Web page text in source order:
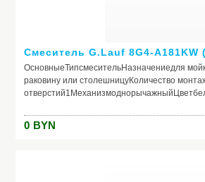
Смеситель G.Lauf 8G4-A181KW
ОсновныеТипсмесительНазначениедля
раковину или столешницуКоличество
водыНетКерамический картриджДа 40
360 °Выдвижной/гибкий изливНетКаскадный
0 BYN